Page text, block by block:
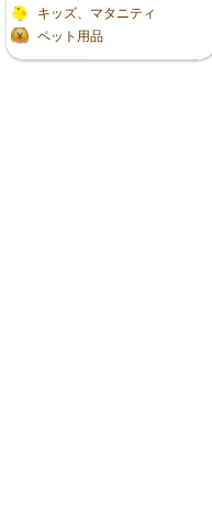
キッズ、マタニティ
ペット用品